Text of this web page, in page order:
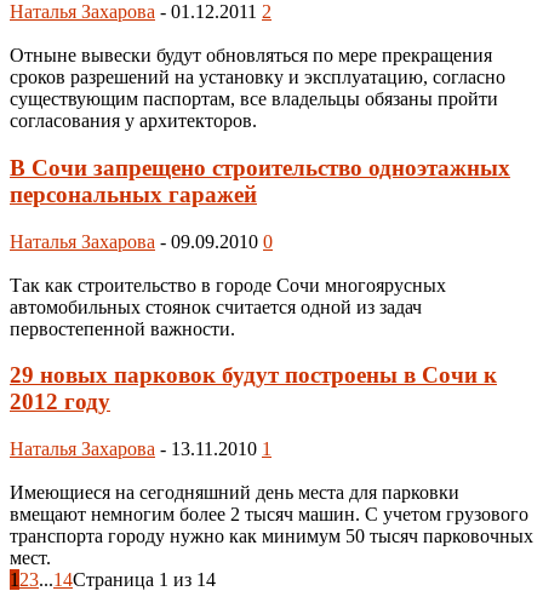
Наталья Захарова - 01.12.2011 2
Отныне вывески будут обновляться по мере прекращения
сроков разрешений на установку и эксплуатацию, согласно
существующим паспортам, все владельцы обязаны пройти
согласования у архитекторов.
В Сочи запрещено строительство одноэтажных
персональных гаражей
Наталья Захарова - 09.09.2010 0
Так как строительство в городе Сочи многоярусных
автомобильных стоянок считается одной из задач
первостепенной важности.
29 новых парковок будут построены в Сочи к
2012 году
Наталья Захарова - 13.11.2010 1
Имеющиеся на сегодняшний день места для парковки
вмещают немногим более 2 тысяч машин. С учетом грузового
транспорта городу нужно как минимум 50 тысяч парковочных
мест.
1 23...14Страница 1 из 14